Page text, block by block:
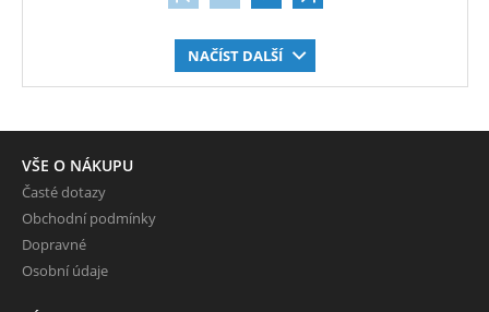
NAČÍST DALŠÍ
VŠE O NÁKUPU
Časté dotazy
Obchodní podmínky
Dopravné
Osobní údaje